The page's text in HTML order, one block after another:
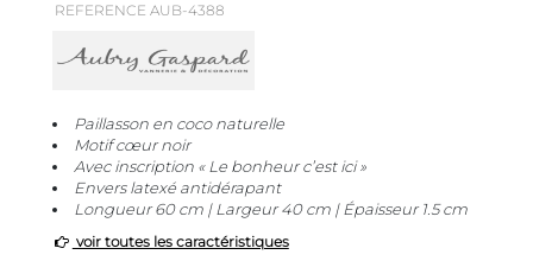
REFERENCE AUB-4388
Paillasson en coco naturelle
Motif cœur noir
Avec inscription « Le bonheur c’est ici »
Envers latexé antidérapant
Longueur 60 cm | Largeur 40 cm | Épaisseur 1.5 cm
voir toutes les caractéristiques